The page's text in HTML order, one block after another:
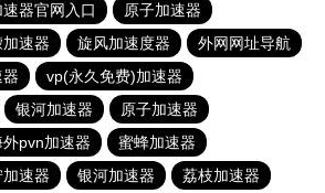
器官网入口
原子加速器
速器 旋风加速度器
外网网址导航
vp(永久免费)加速器
银河加速器
原子加速器
pvn加速器
蜜蜂加速器
速器 银河加速器 荔枝加速器